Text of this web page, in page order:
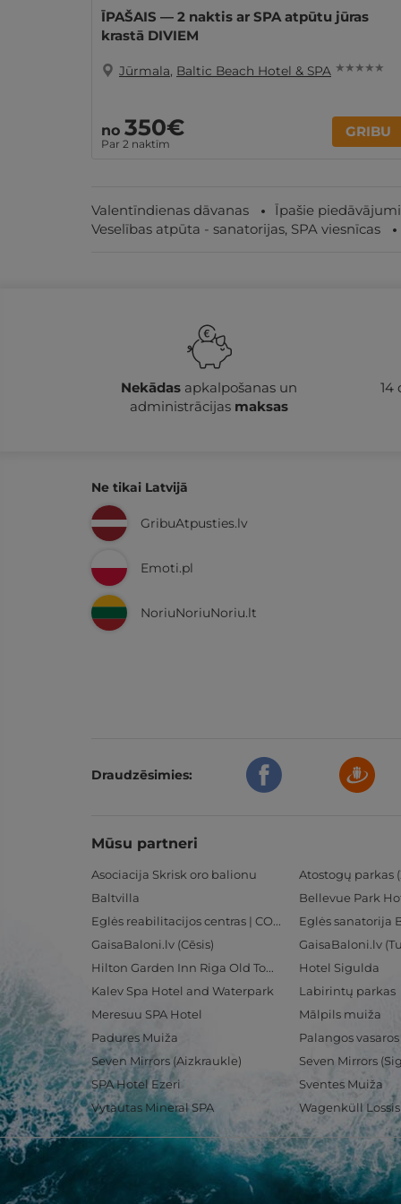
ĪPAŠAIS — 2 naktis ar SPA atpūtu jūras
krastā DIVIEM
Jūrmala, Baltic Beach Hotel & SPA ★ ★ ★ ★ ★
no 350€
Par 2 naktīm
GRIBU
Valentīndienas dāvanas Īpašie piedāvājumi
Veselības atpūta - sanatorijas, SPA viesnīcas
Nekādasapkalpošanas un
administrācijas maksas
14
Ne tikai Latvijā
GribuAtpusties.lv
Emoti.pl
NoriuNoriuNoriu.lt
Draudzēsimies:
Mūsu partneri
Asociacija Skrisk oro balionu Atostogų parkas
Baltvilla
Bellevue Park
Eglės reabilitacijos centras | CORE
Eglės sanatorija
GaisaBaloni.lv (Cēsis)
GaisaBaloni.lv
Hilton Garden Inn Riga Old Town
Hotel Sigulda
Kalev Spa Hotel and Waterpark
Labirintų parkas
Meresuu SPA Hotel
Mālpils muiža
Padures Muiža
Palangos
Seven Mirrors (Aizkraukle)
Seven Mirrors
SPA Hotel Ezeri
Sventes Muiža
Vytautas Mineral SPA
Wagenküll